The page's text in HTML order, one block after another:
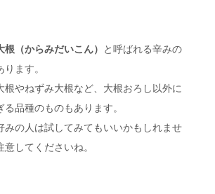
根（からみだいこん） と呼ばれる辛みの
ます。
根やねずみ大根など、大根おろし以外に
品種のものもあります。
みの人は試してみてもいいかもしれませ
してくださいね。